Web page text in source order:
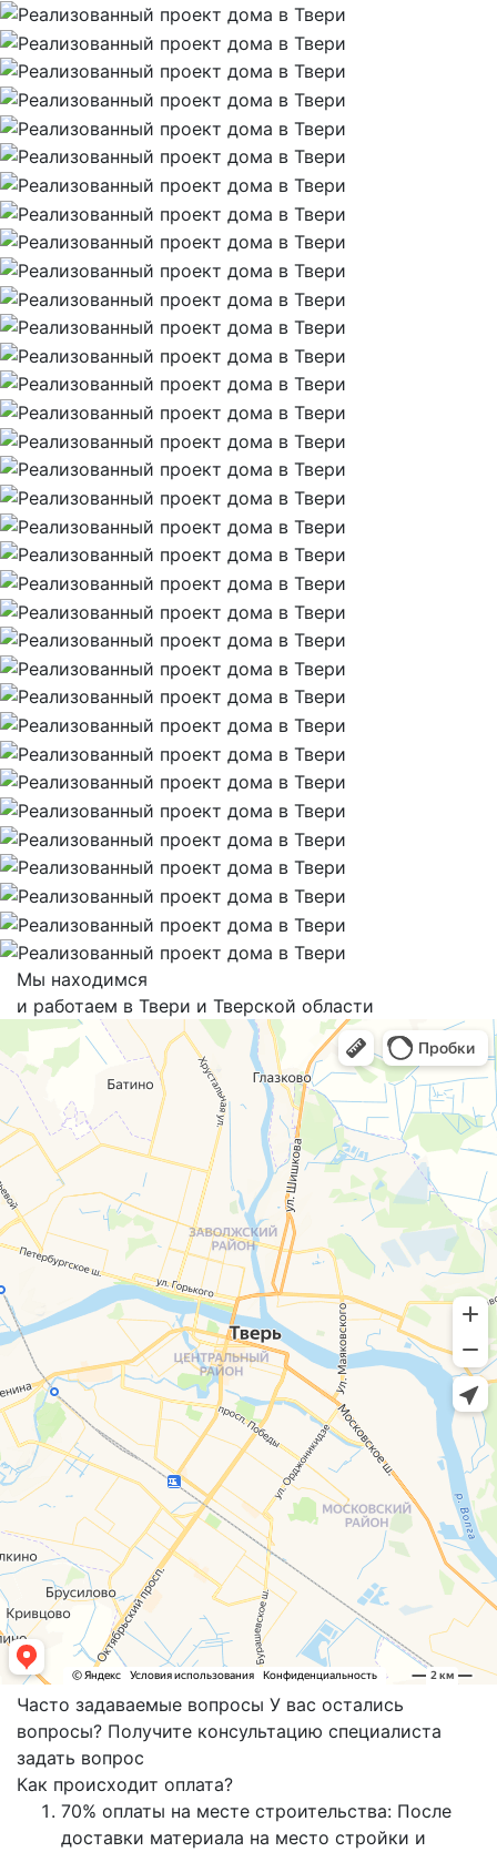
Мы находимся
и работаем в Твери и Тверской области
Часто задаваемые вопросы У вас остались
вопросы? Получите консультацию специалиста
задать вопрос
Как происходит оплата?
70% оплаты на месте строительства: После
доставки материала на место стройки и